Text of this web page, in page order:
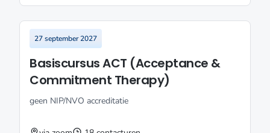
27 september 2027
Basiscursus ACT (Acceptance &
Commitment Therapy)
geen NIP/NVO accreditatie